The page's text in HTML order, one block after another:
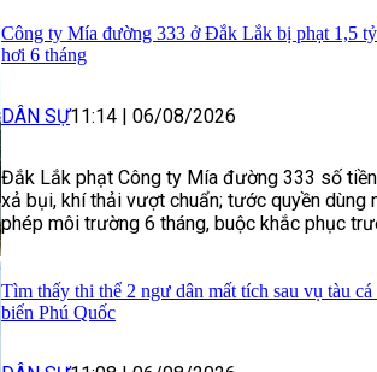
Công ty Mía đường 333 ở Đắk Lắk bị phạt 1,5
hơi 6 tháng
DÂN SỰ11:14 06/08/2026
Đắk Lắk phạt Công ty Mía đường 333 số
xả bụi, khí thải vượt chuẩn; tước quyền dùng
phép môi trường 6 tháng, buộc khắc phục
Tìm thấy thi thể 2 ngư dân mất tích sau vụ tàu
biển Phú Quốc